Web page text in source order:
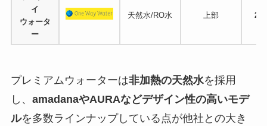
イ
ウォータ
ー
天然水/RO水 上部
プレミアムウォーターは非加熱の天然水を採用
し、 amadanaやAURAなどデザイン性の高いモデ
ルを多数ラインナップしている点が他社との大き